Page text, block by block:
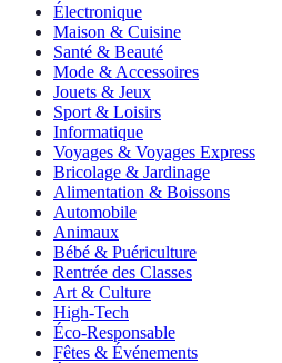
Électronique
Maison & Cuisine
Santé & Beauté
Mode & Accessoires
Jouets & Jeux
Sport & Loisirs
Informatique
Voyages & Voyages Express
Bricolage & Jardinage
Alimentation & Boissons
Automobile
Animaux
Bébé & Puériculture
Rentrée des Classes
Art & Culture
High-Tech
Éco-Responsable
Fêtes & Événements